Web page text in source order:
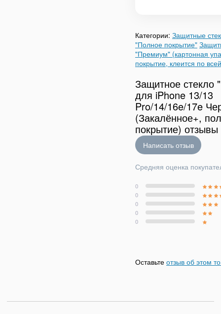
Категории: Защитные
"Полное покрытие"
"Премиум" (картонная
покрытие, клеится по
Защитное стекло
для iPhone 13/13
Pro/14/16e/17e
(Закалённое+,
покрытие) отзывы
Написать отзыв
Средняя оценка
0
0
0
0
0
Оставьте отзыв об этом